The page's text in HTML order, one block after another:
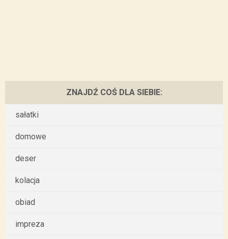
ZNAJDŹ COŚ DLA SIEBIE:
sałatki
domowe
deser
kolacja
obiad
impreza